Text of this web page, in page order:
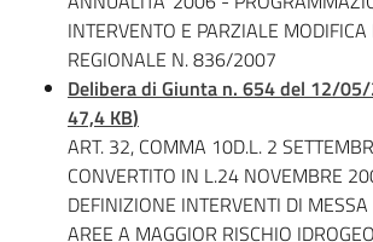
Leggi Atti Bandi
Piani Programmi
Progetti
INTERVENTO E PARZIALE
REGIONALE N. 836/2007
Delibera di Giunta n. 654 del 12/
47,4 KB)
ART. 32, COMMA 10D.L. 2
CONVERTITO IN L.24 NOVEMBRE
DEFINIZIONE INTERVENTI DI
AREE A MAGGIOR RISCHIO